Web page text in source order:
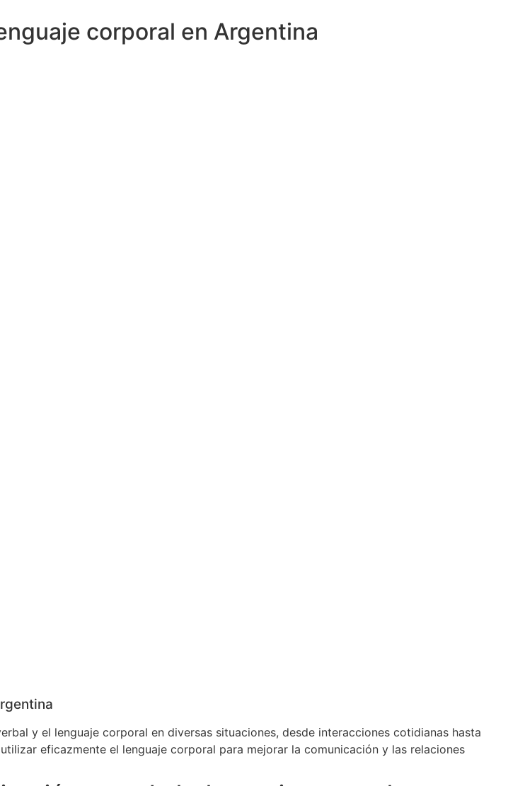
corporal en Argentina
y el lenguaje corporal en diversas situaciones, desde interacciones cotidianas hasta
eficazmente el lenguaje corporal para mejorar la comunicación y las relaciones